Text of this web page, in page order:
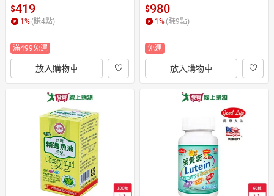
$419
1% (賺4點)
滿499免運
放入購物車
$980
1% (賺9點)
免運
放入購物車